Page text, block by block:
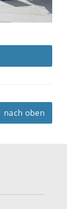
nach oben